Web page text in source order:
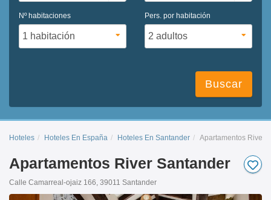
Nº habitaciones Pers. por habitación
Buscar
Hoteles Hoteles En España Hoteles En Santander Apartamentos River
Apartamentos River Santander
Calle Camarreal-ojaiz 166, 39011 Santander